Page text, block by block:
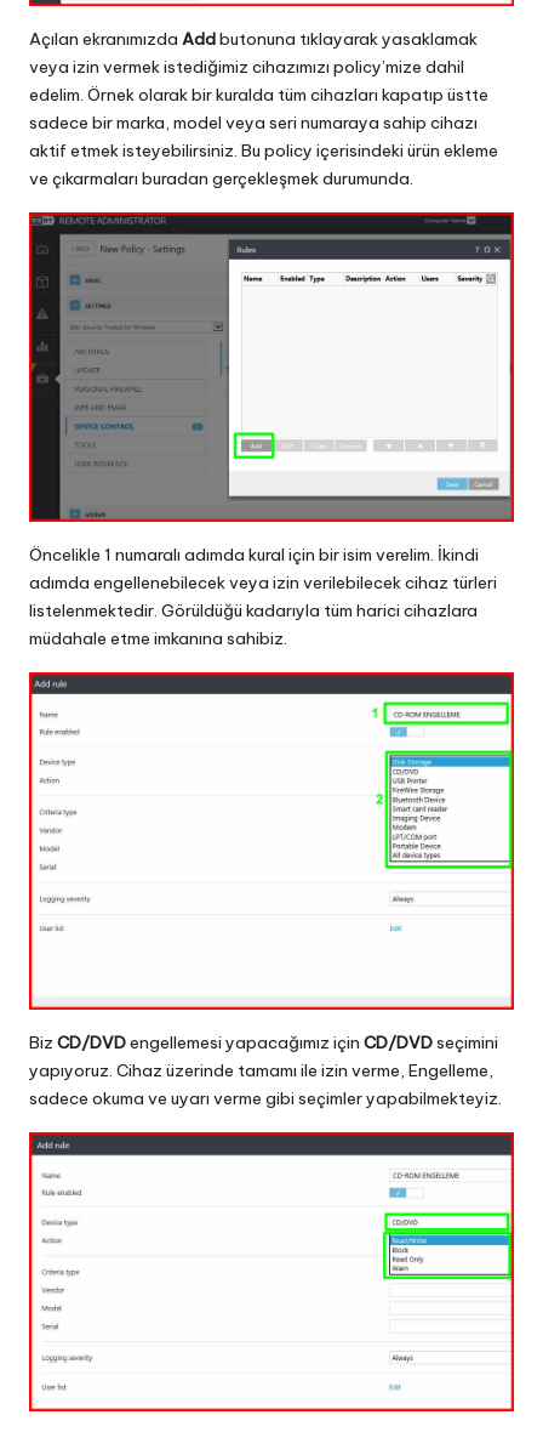
Açılan ekranımızda Addbutonuna tıklayarak yasaklamak
veya izin vermek istediğimiz cihazımızı policy’mize dahil
edelim. Örnek olarak bir kuralda tüm cihazları kapatıp üstte
sadece bir marka, model veya seri numaraya sahip cihazı
aktif etmek isteyebilirsiniz. Bu policy içerisindeki ürün ekleme
ve çıkarmaları buradan gerçekleşmek durumunda.
Öncelikle 1 numaralı adımda kural için bir isim verelim. İkindi
adımda engellenebilecek veya izin verilebilecek cihaz türleri
listelenmektedir. Görüldüğü kadarıyla tüm harici cihazlara
müdahale etme imkanına sahibiz.
Biz CD/DVDengellemesi yapacağımız için CD/DVDseçimini
yapıyoruz. Cihaz üzerinde tamamı ile izin verme, Engelleme,
sadece okuma ve uyarı verme gibi seçimler yapabilmekteyiz.